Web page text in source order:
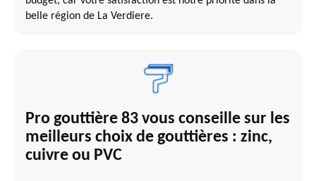
belle région de La Verdiere.
Pro gouttière 83 vous conseille sur les
meilleurs choix de gouttières : zinc,
cuivre ou PVC